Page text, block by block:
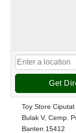
Get
Toy Store
Bulak V, Cemp.
Banten 15412